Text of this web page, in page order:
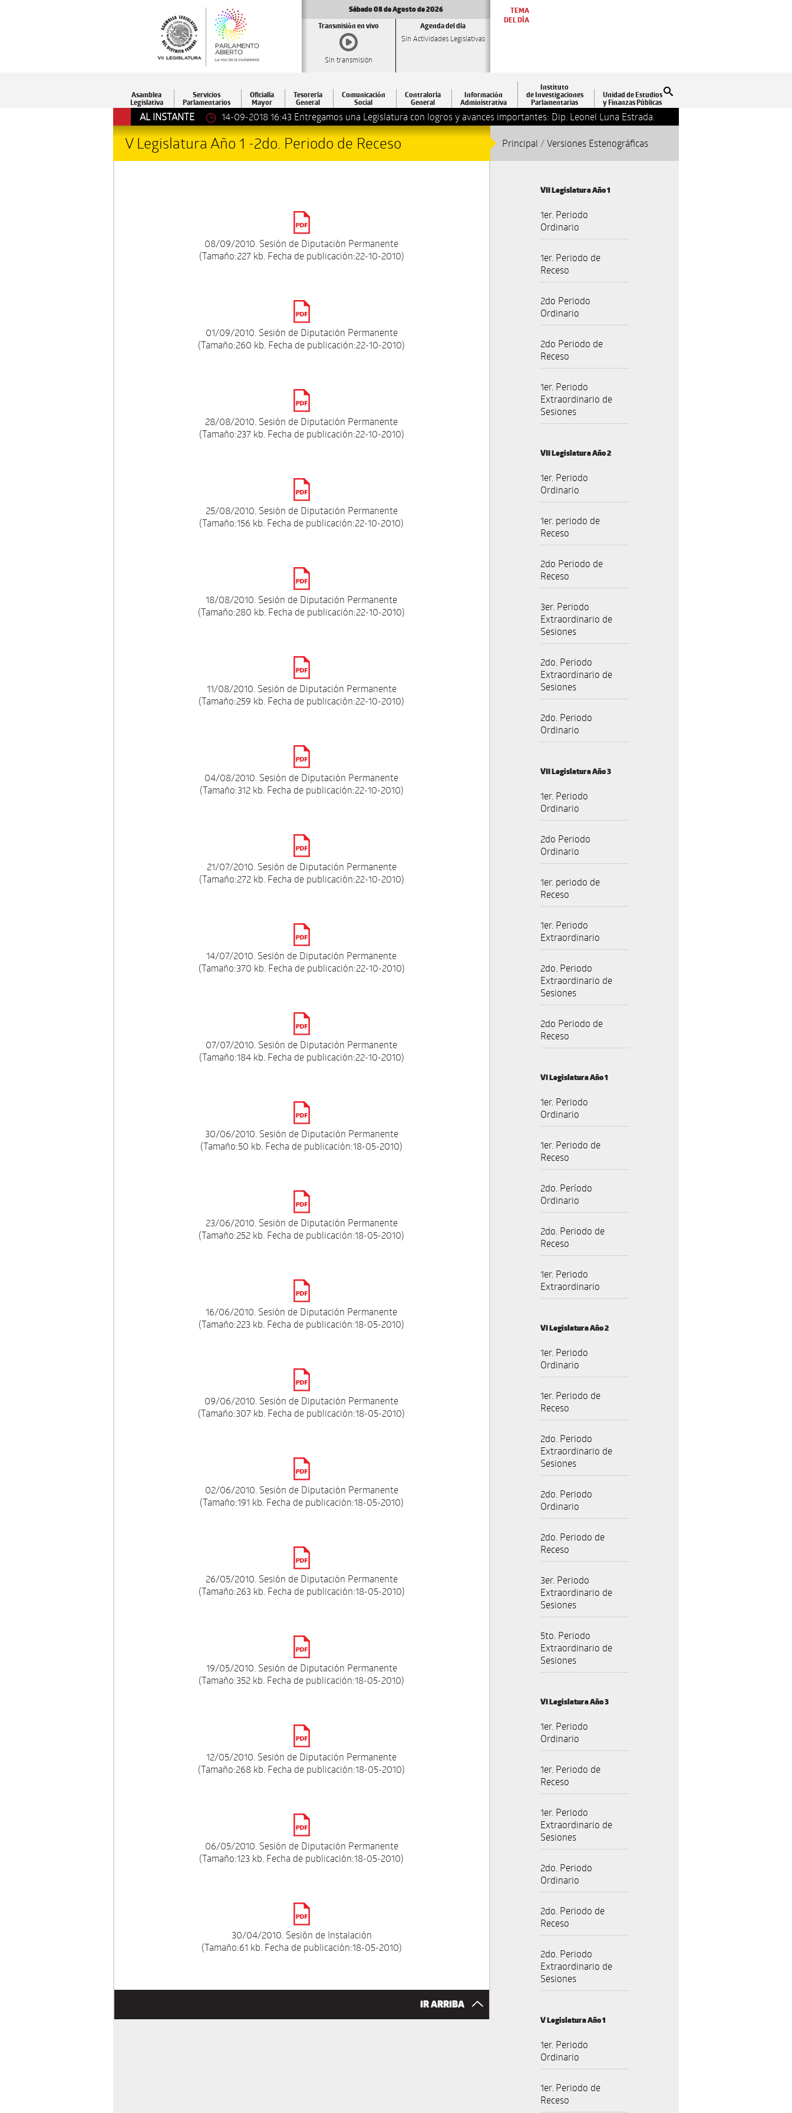
Sábado 08 de Agosto de 2026
Transmisión en vivo
Sin transmisión
Agenda del día
Sin Actividades Legislativas
TEMA
DEL DÍA
Asamblea
Legislativa
Servicios
Parlamentarios
Oficialía
Mayor
Tesorería
General
Comunicación
Social
Contraloría
General
Información
Administrativa
Instituto
de Investigaciones
Parlamentarias
Unidad de Estudios
y Finanzas Públicas
AL INSTANTE 14-09-2018 16:43 Entregamos una Legislatura con logros y avances importantes: Dip. Leonel Luna Estrada.
V Legislatura Año 1 -2do. Periodo de Receso Principal /Versiones Estenográficas
08/09/2010. Sesión de Diputación Permanente
(Tamaño:227 kb. Fecha de publicación:22-10-2010)
01/09/2010. Sesión de Diputación Permanente
(Tamaño:260 kb. Fecha de publicación:22-10-2010)
28/08/2010. Sesión de Diputación Permanente
(Tamaño:237 kb. Fecha de publicación:22-10-2010)
25/08/2010. Sesión de Diputación Permanente
(Tamaño:156 kb. Fecha de publicación:22-10-2010)
18/08/2010. Sesión de Diputación Permanente
(Tamaño:280 kb. Fecha de publicación:22-10-2010)
11/08/2010. Sesión de Diputación Permanente
(Tamaño:259 kb. Fecha de publicación:22-10-2010)
04/08/2010. Sesión de Diputación Permanente
(Tamaño:312 kb. Fecha de publicación:22-10-2010)
21/07/2010. Sesión de Diputación Permanente
(Tamaño:272 kb. Fecha de publicación:22-10-2010)
14/07/2010. Sesión de Diputación Permanente
(Tamaño:370 kb. Fecha de publicación:22-10-2010)
07/07/2010. Sesión de Diputación Permanente
(Tamaño:184 kb. Fecha de publicación:22-10-2010)
30/06/2010. Sesión de Diputación Permanente
(Tamaño:50 kb. Fecha de publicación:18-05-2010)
23/06/2010. Sesión de Diputación Permanente
(Tamaño:252 kb. Fecha de publicación:18-05-2010)
16/06/2010. Sesión de Diputación Permanente
(Tamaño:223 kb. Fecha de publicación:18-05-2010)
09/06/2010. Sesión de Diputación Permanente
(Tamaño:307 kb. Fecha de publicación:18-05-2010)
02/06/2010. Sesión de Diputación Permanente
(Tamaño:191 kb. Fecha de publicación:18-05-2010)
26/05/2010. Sesión de Diputación Permanente
(Tamaño:263 kb. Fecha de publicación:18-05-2010)
19/05/2010. Sesión de Diputación Permanente
(Tamaño:352 kb. Fecha de publicación:18-05-2010)
12/05/2010. Sesión de Diputación Permanente
(Tamaño:268 kb. Fecha de publicación:18-05-2010)
06/05/2010. Sesión de Diputación Permanente
(Tamaño:123 kb. Fecha de publicación:18-05-2010)
30/04/2010. Sesión de Instalación
(Tamaño:61 kb. Fecha de publicación:18-05-2010)
IR ARRIBA
VII Legislatura Año 1
1er. Periodo
Ordinario
1er. Periodo de
Receso
2do Periodo
Ordinario
2do Periodo de
Receso
1er. Periodo
Extraordinario de
Sesiones
VII Legislatura Año 2
1er. Periodo
Ordinario
1er. periodo de
Receso
2do Periodo de
Receso
3er. Periodo
Extraordinario de
Sesiones
2do. Periodo
Extraordinario de
Sesiones
2do. Periodo
Ordinario
VII Legislatura Año 3
1er. Periodo
Ordinario
2do Periodo
Ordinario
1er. periodo de
Receso
1er. Periodo
Extraordinario
2do. Periodo
Extraordinario de
Sesiones
2do Periodo de
Receso
VI Legislatura Año 1
1er. Periodo
Ordinario
1er. Periodo de
Receso
2do. Período
Ordinario
2do. Periodo de
Receso
1er. Periodo
Extraordinario
VI Legislatura Año 2
1er. Periodo
Ordinario
1er. Periodo de
Receso
2do. Periodo
Extraordinario de
Sesiones
2do. Periodo
Ordinario
2do. Periodo de
Receso
3er. Periodo
Extraordinario de
Sesiones
5to. Periodo
Extraordinario de
Sesiones
VI Legislatura Año 3
1er. Periodo
Ordinario
1er. Periodo de
Receso
1er. Periodo
Extraordinario de
Sesiones
2do. Periodo
Ordinario
2do. Periodo de
Receso
2do. Periodo
Extraordinario de
Sesiones
V Legislatura Año 1
1er. Periodo
Ordinario
1er. Periodo de
Receso